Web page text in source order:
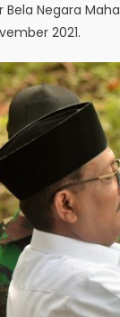
Negara
2021.